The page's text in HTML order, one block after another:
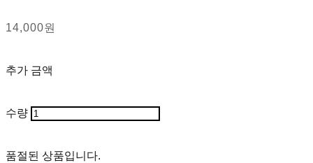
14,000원
추가 금액
수량
품절된 상품입니다.